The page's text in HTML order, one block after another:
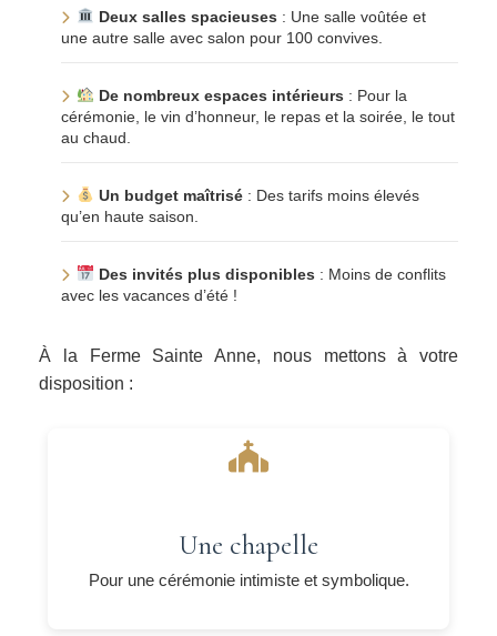
Deux salles spacieuses : Une salle voûtée et
une autre salle avec salon pour 100 convives.
De nombreux espaces intérieurs : Pour la
cérémonie, le vin d’honneur, le repas et la soirée, le tout
au chaud.
Un budget maîtrisé: Des tarifs moins élevés
qu’en haute saison.
Des invités plus disponibles : Moins de conflits
avec les vacances d’été !
À la Ferme Sainte Anne, nous mettons à votre
disposition :
Une chapelle
Pour une cérémonie intimiste et symbolique.